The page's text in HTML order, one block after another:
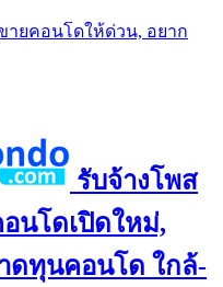
ายคอนโดให้ด่วน, อยาก
รับจ้างโพส
นโดเปิดใหม่,
ดทุนคอนโด ใกล้-